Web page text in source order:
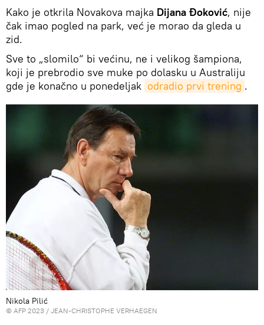
Kako je otkrila Novakova majka Dijana Đoković, nije
čak imao pogled na park, već je morao da gleda u
zid.
Sve to „slomilo“ bi većinu, ne i velikog šampiona,
koji je prebrodio sve muke po dolasku u Australiju
gde je konačno u ponedeljak odradio prvi trening .
Nikola Pilić
© AFP 2023 / JEAN-CHRISTOPHE VERHAEGEN